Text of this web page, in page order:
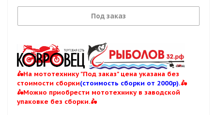
Под заказ
🛵На мототехнику "Под заказ" цена указана без
стоимости сборки(стоимость сборки от 2000р).🛵
🛵Можно приобрести мототехнику в заводской
упаковке без сборки.🛵